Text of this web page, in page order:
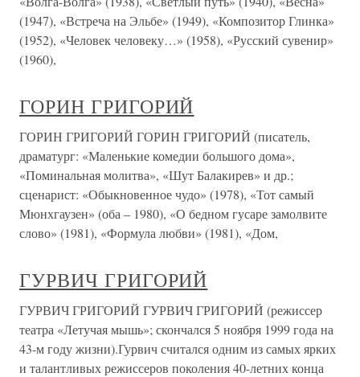
(1947), «Встреча на Эльбе» (1949), «Композитор Глинка»
(1952), «Человек человеку…» (1958), «Русский сувенир»
(1960),
ГОРИН ГРИГОРИЙ
ГОРИН ГРИГОРИЙ ГОРИН ГРИГОРИЙ (писатель,
драматург: «Маленькие комедии большого дома»,
«Поминальная молитва», «Шут Балакирев» и др.;
сценарист: «Обыкновенное чудо» (1978), «Тот самый
Мюнхгаузен» (оба – 1980), «О бедном гусаре замолвите
слово» (1981), «Формула любви» (1981), «Дом,
ГУРВИЧ ГРИГОРИЙ
ГУРВИЧ ГРИГОРИЙ ГУРВИЧ ГРИГОРИЙ (режиссер
театра «Летучая мышь»; скончался 5 ноября 1999 года на
43-м году жизни).Гурвич считался одним из самых ярких
и талантливых режиссеров поколения 40-летних конца